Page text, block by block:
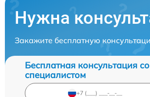
Нужна
Закажите бесплатную
Бесплатная консультация со
специалистом